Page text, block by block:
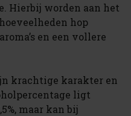
Hierbij worden aan het
hop
en een vollere
krachtige karakter en
ligt
maar kan bij